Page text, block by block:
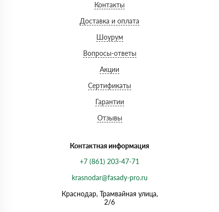
Контакты
Доставка и оплата
Шоурум
Вопросы-ответы
Акции
Сертификаты
Гарантии
Отзывы
Контактная информация
+7 (861) 203-47-71
krasnodar@fasady-pro.ru
Краснодар, Трамвайная улица,
2/6